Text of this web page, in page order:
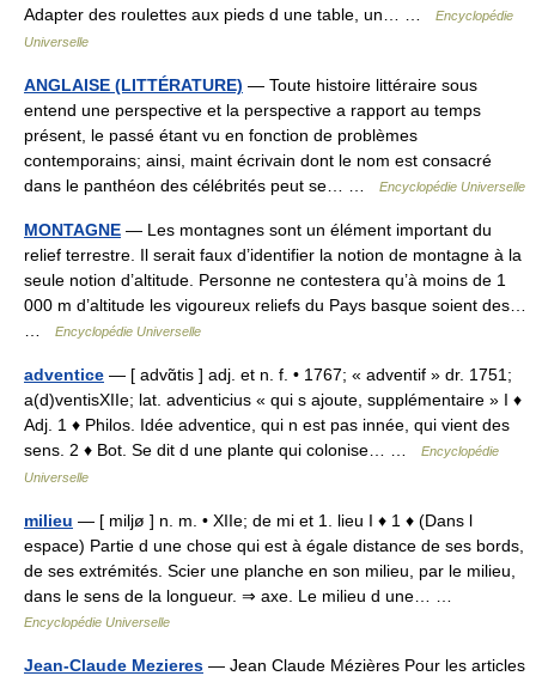
Adapter des roulettes aux pieds d une table, un… …
Encyclopédie
Universelle
ANGLAISE (LITTÉRATURE) — Toute histoire littéraire sous
entend une perspective et la perspective a rapport au temps
présent, le passé étant vu en fonction de problèmes
contemporains; ainsi, maint écrivain dont le nom est consacré
dans le panthéon des célébrités peut se… …
Encyclopédie Universelle
MONTAGNE — Les montagnes sont un élément important du
relief terrestre. Il serait faux d’identifier la notion de montagne à la
seule notion d’altitude. Personne ne contestera qu’à moins de 1
000 m d’altitude les vigoureux reliefs du Pays basque soient des…
Encyclopédie Universelle
adventice — [ advɑ̃tis ] adj. et n. f. • 1767; « adventif » dr. 1751;
a(d)ventisXIIe; lat. adventicius « qui s ajoute, supplémentaire » I ♦
Adj. 1 ♦ Philos. Idée adventice, qui n est pas innée, qui vient des
sens. 2 ♦ Bot. Se dit d une plante qui colonise… …
Encyclopédie
Universelle
milieu — [ miljø ] n. m. • XIIe; de mi et 1. lieu I ♦ 1 ♦ (Dans l
espace) Partie d une chose qui est à égale distance de ses bords,
de ses extrémités. Scier une planche en son milieu, par le milieu,
dans le sens de la longueur. ⇒ axe. Le milieu d une… …
Encyclopédie Universelle
Jean-Claude Mezieres — Jean Claude Mézières Pour les articles